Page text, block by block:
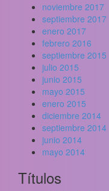
noviembre 2017
septiembre 2017
enero 2017
febrero 2016
septiembre 2015
julio 2015
junio 2015
mayo 2015
enero 2015
diciembre 2014
septiembre 2014
junio 2014
mayo 2014
Títulos